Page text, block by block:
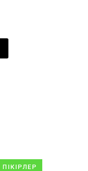
ПІКІРЛЕР